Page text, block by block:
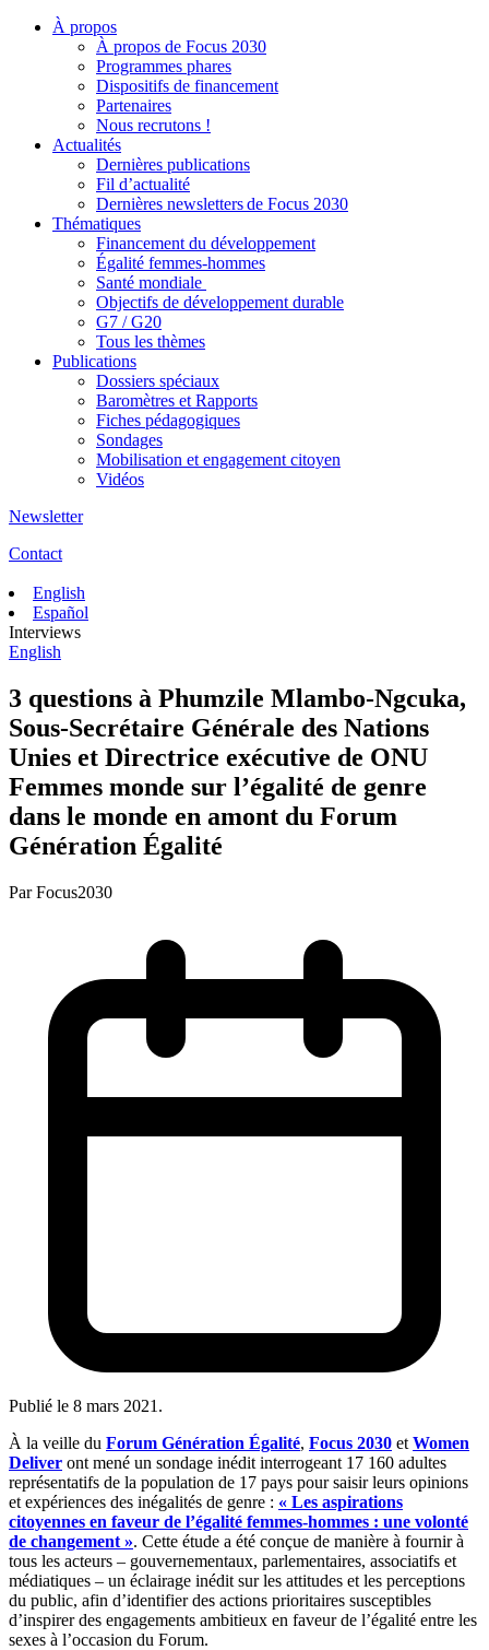
À propos
À propos de Focus 2030
Programmes phares
Dispositifs de financement
Partenaires
Nous recrutons !
Actualités
Dernières publications
Fil d’actualité
Dernières newsletters de Focus 2030
Thématiques
Financement du développement
Égalité femmes-hommes
Santé mondiale
Objectifs de développement durable
G7 / G20
Tous les thèmes
Publications
Dossiers spéciaux
Baromètres et Rapports
Fiches pédagogiques
Sondages
Mobilisation et engagement citoyen
Vidéos
Newsletter
Contact
English
Español
Interviews
English
3 questions à Phumzile Mlambo-Ngcuka,
Sous-Secrétaire Générale des Nations
Unies et Directrice exécutive de ONU
Femmes monde sur l’égalité de genre
dans le monde en amont du Forum
Génération Égalité
ParFocus2030
Publié le 8 mars 2021 .
À la veille du Forum Génération Égalité, Focus 2030 et Women
Deliver ont mené un sondage inédit interrogeant 17 160 adultes
représentatifs de la population de 17 pays pour saisir leurs opinions
et expériences des inégalités de genre : « Les aspirations
citoyennes en faveur de l’égalité femmes-hommes : une volonté
de changement ». Cette étude a été conçue de manière à fournir à
tous les acteurs – gouvernementaux, parlementaires, associatifs et
médiatiques – un éclairage inédit sur les attitudes et les perceptions
du public, afin d’identifier des actions prioritaires susceptibles
d’inspirer des engagements ambitieux en faveur de l’égalité entre les
sexes à l’occasion du Forum.